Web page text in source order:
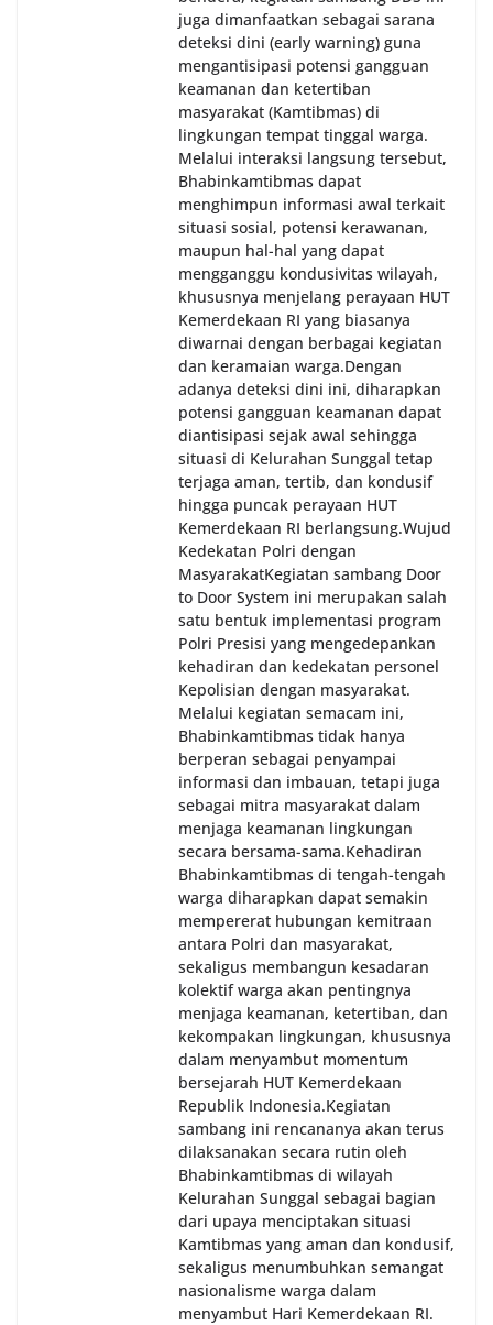
juga dimanfaatkan sebagai sarana
deteksi dini (early warning) guna
mengantisipasi potensi gangguan
keamanan dan ketertiban
masyarakat (Kamtibmas) di
lingkungan tempat tinggal warga.
Melalui interaksi langsung tersebut,
Bhabinkamtibmas dapat
menghimpun informasi awal terkait
situasi sosial, potensi kerawanan,
maupun hal-hal yang dapat
mengganggu kondusivitas wilayah,
khususnya menjelang perayaan HUT
Kemerdekaan RI yang biasanya
diwarnai dengan berbagai kegiatan
dan keramaian warga.‎‎Dengan
adanya deteksi dini ini, diharapkan
potensi gangguan keamanan dapat
diantisipasi sejak awal sehingga
situasi di Kelurahan Sunggal tetap
terjaga aman, tertib, dan kondusif
hingga puncak perayaan HUT
Kemerdekaan RI berlangsung.‎‎Wujud
Kedekatan Polri dengan
Masyarakat‎Kegiatan sambang Door
to Door System ini merupakan salah
satu bentuk implementasi program
Polri Presisi yang mengedepankan
kehadiran dan kedekatan personel
Kepolisian dengan masyarakat.
Melalui kegiatan semacam ini,
Bhabinkamtibmas tidak hanya
berperan sebagai penyampai
informasi dan imbauan, tetapi juga
sebagai mitra masyarakat dalam
menjaga keamanan lingkungan
secara bersama-sama.‎‎Kehadiran
Bhabinkamtibmas di tengah-tengah
warga diharapkan dapat semakin
mempererat hubungan kemitraan
antara Polri dan masyarakat,
sekaligus membangun kesadaran
kolektif warga akan pentingnya
menjaga keamanan, ketertiban, dan
kekompakan lingkungan, khususnya
dalam menyambut momentum
bersejarah HUT Kemerdekaan
Republik Indonesia.‎Kegiatan
sambang ini rencananya akan terus
dilaksanakan secara rutin oleh
Bhabinkamtibmas di wilayah
Kelurahan Sunggal sebagai bagian
dari upaya menciptakan situasi
Kamtibmas yang aman dan kondusif,
sekaligus menumbuhkan semangat
nasionalisme warga dalam
menyambut Hari Kemerdekaan RI.